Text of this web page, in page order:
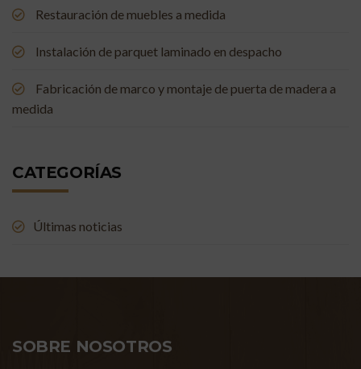
Restauración de muebles a medida
Instalación de parquet laminado en despacho
Fabricación de marco y montaje de puerta de madera a
medida
CATEGORÍAS
Últimas noticias
SOBRE NOSOTROS